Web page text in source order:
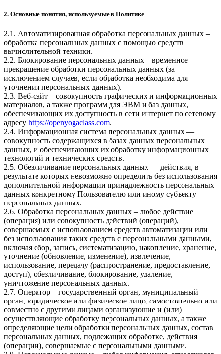
2. Основные понятия, используемые в Политике
2.1. Автоматизированная обработка персональных данных –
обработка персональных данных с помощью средств
вычислительной техники.
2.2. Блокирование персональных данных – временное
прекращение обработки персональных данных (за
исключением случаев, если обработка необходима для
уточнения персональных данных).
2.3. Веб-сайт – совокупность графических и информационных
материалов, а также программ для ЭВМ и баз данных,
обеспечивающих их доступность в сети интернет по сетевому
адресу https://openyogaclass.com.
2.4. Информационная система персональных данных —
совокупность содержащихся в базах данных персональных
данных, и обеспечивающих их обработку информационных
технологий и технических средств.
2.5. Обезличивание персональных данных — действия, в
результате которых невозможно определить без использования
дополнительной информации принадлежность персональных
данных конкретному Пользователю или иному субъекту
персональных данных.
2.6. Обработка персональных данных – любое действие
(операция) или совокупность действий (операций),
совершаемых с использованием средств автоматизации или
без использования таких средств с персональными данными,
включая сбор, запись, систематизацию, накопление, хранение,
уточнение (обновление, изменение), извлечение,
использование, передачу (распространение, предоставление,
доступ), обезличивание, блокирование, удаление,
уничтожение персональных данных.
2.7. Оператор – государственный орган, муниципальный
орган, юридическое или физическое лицо, самостоятельно или
совместно с другими лицами организующие и (или)
осуществляющие обработку персональных данных, а также
определяющие цели обработки персональных данных, состав
персональных данных, подлежащих обработке, действия
(операции), совершаемые с персональными данными.